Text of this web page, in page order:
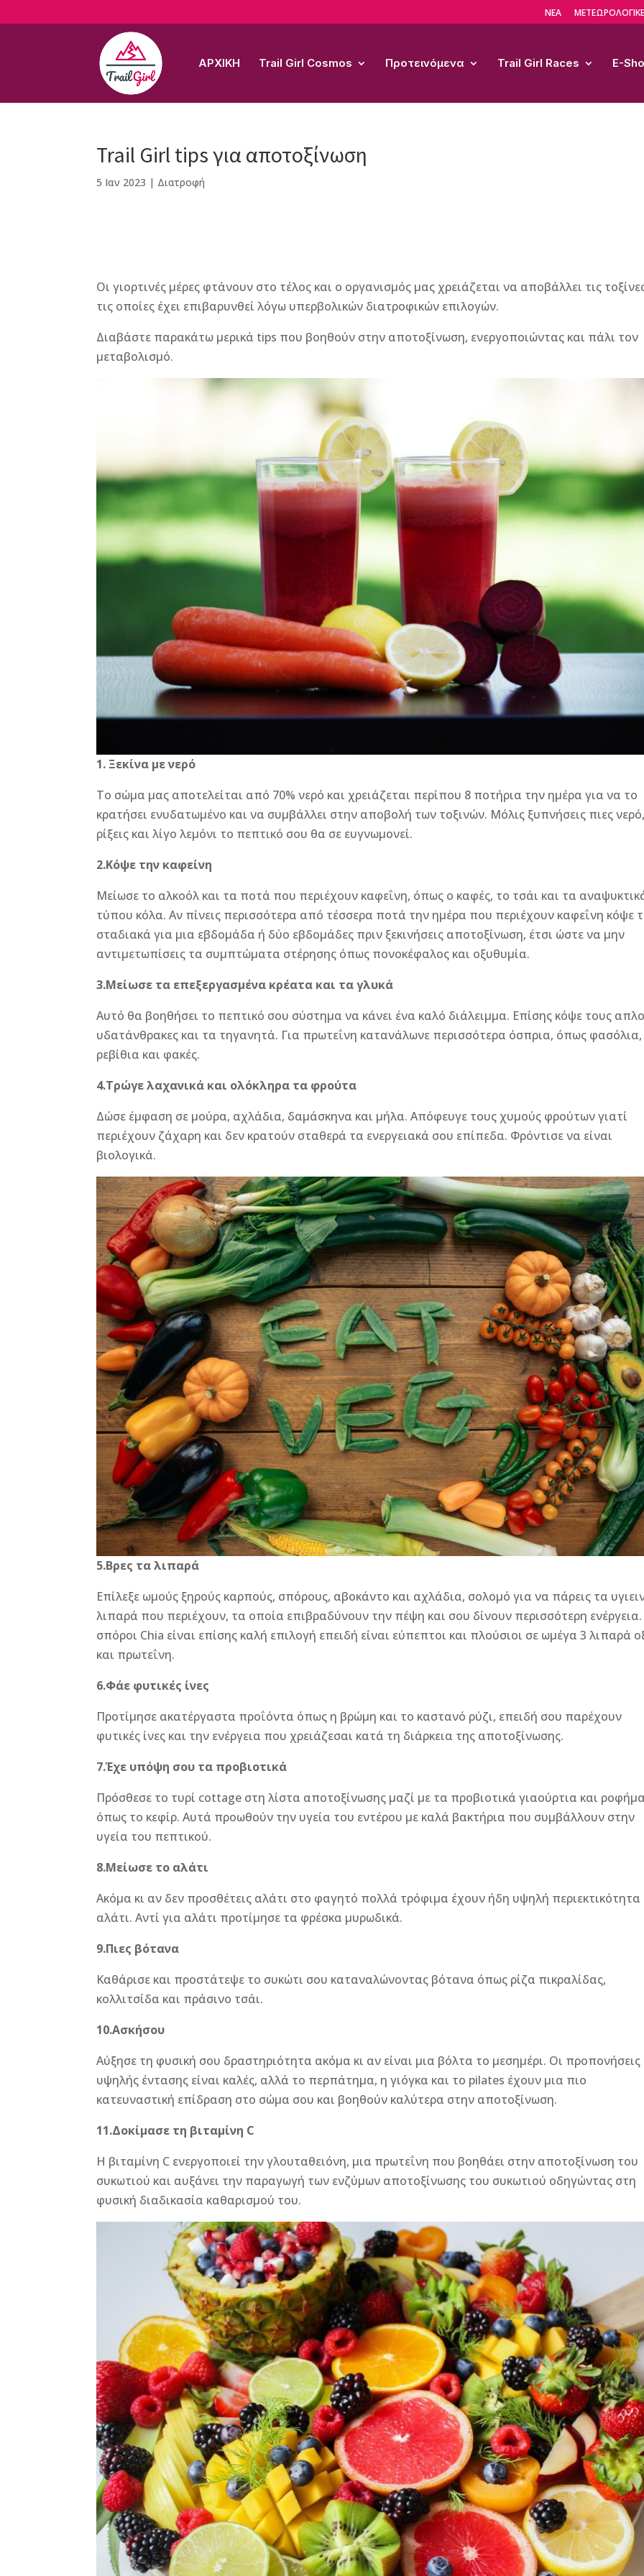
ΝΕΑ
ΑΡΧΙΚΗ Trail Girl Cosmos Προτεινόμενα Trail Girl Races E-
Trail Girl tips για αποτοξίνωση
5 Ιαν 2023 | Διατροφή
c
e
b
o
e
ss
e
n
g
b
e
r
m
ai
l
it
te
r
te
r
e
Οι γιορτινές μέρες φτάνουν στο τέλος και ο οργανισμός μας χρειάζεται να αποβάλλει τις
τις οποίες έχει επιβαρυνθεί λόγω υπερβολικών διατροφικών επιλογών.
Διαβάστε παρακάτω μερικά tips που βοηθούν στην αποτοξίνωση, ενεργοποιώντας και πάλι τον
μεταβολισμό.
1. Ξεκίνα με νερό
Το σώμα μας αποτελείται από 70% νερό και χρειάζεται περίπου 8 ποτήρια την ημέρα για να το
κρατήσει ενυδατωμένο και να συμβάλλει στην αποβολή των τοξινών. Μόλις ξυπνήσεις πιες
ρίξεις και λίγο λεμόνι το πεπτικό σου θα σε ευγνωμονεί.
2.Κόψε την καφείνη
Μείωσε το αλκοόλ και τα ποτά που περιέχουν καφεΐνη, όπως ο καφές, το τσάι και τα
τύπου κόλα. Αν πίνεις περισσότερα από τέσσερα ποτά την ημέρα που περιέχουν καφεΐνη κόψε
σταδιακά για μια εβδομάδα ή δύο εβδομάδες πριν ξεκινήσεις αποτοξίνωση, έτσι ώστε να μην
αντιμετωπίσεις τα συμπτώματα στέρησης όπως πονοκέφαλος και οξυθυμία.
3.Μείωσε τα επεξεργασμένα κρέατα και τα γλυκά
Αυτό θα βοηθήσει το πεπτικό σου σύστημα να κάνει ένα καλό διάλειμμα. Επίσης κόψε τους
υδατάνθρακες και τα τηγανητά. Για πρωτεΐνη κατανάλωνε περισσότερα όσπρια, όπως φασόλια,
ρεβίθια και φακές.
4.Τρώγε λαχανικά και ολόκληρα τα φρούτα
Δώσε έμφαση σε μούρα, αχλάδια, δαμάσκηνα και μήλα. Απόφευγε τους χυμούς φρούτων γιατί
περιέχουν ζάχαρη και δεν κρατούν σταθερά τα ενεργειακά σου επίπεδα. Φρόντισε να είναι
βιολογικά.
5.Βρες τα λιπαρά
Επίλεξε ωμούς ξηρούς καρπούς, σπόρους, αβοκάντο και αχλάδια, σολομό για να πάρεις τα
λιπαρά που περιέχουν, τα οποία επιβραδύνουν την πέψη και σου δίνουν περισσότερη
σπόροι Chia είναι επίσης καλή επιλογή επειδή είναι εύπεπτοι και πλούσιοι σε ωμέγα 3 λιπαρά
και πρωτεΐνη.
6.Φάε φυτικές ίνες
Προτίμησε ακατέργαστα προΐόντα όπως η βρώμη και το καστανό ρύζι, επειδή σου παρέχουν
φυτικές ίνες και την ενέργεια που χρειάζεσαι κατά τη διάρκεια της αποτοξίνωσης.
7.Έχε υπόψη σου τα προβιοτικά
Πρόσθεσε το τυρί cottage στη λίστα αποτοξίνωσης μαζί με τα προβιοτικά γιαούρτια και
όπως το κεφίρ. Αυτά προωθούν την υγεία του εντέρου με καλά βακτήρια που συμβάλλουν στην
υγεία του πεπτικού.
8.Μείωσε το αλάτι
Ακόμα κι αν δεν προσθέτεις αλάτι στο φαγητό πολλά τρόφιμα έχουν ήδη υψηλή περιεκτικότητα
αλάτι. Αντί για αλάτι προτίμησε τα φρέσκα μυρωδικά.
9.Πιες βότανα
Καθάρισε και προστάτεψε το συκώτι σου καταναλώνοντας βότανα όπως ρίζα πικραλίδας,
κολλιτσίδα και πράσινο τσάι.
10.Ασκήσου
Αύξησε τη φυσική σου δραστηριότητα ακόμα κι αν είναι μια βόλτα το μεσημέρι. Οι προπονήσεις
υψηλής έντασης είναι καλές, αλλά το περπάτημα, η γιόγκα και το pilates έχουν μια πιο
κατευναστική επίδραση στο σώμα σου και βοηθούν καλύτερα στην αποτοξίνωση.
11.Δοκίμασε τη βιταμίνη C
H βιταμίνη C ενεργοποιεί την γλουταθειόνη, μια πρωτεΐνη που βοηθάει στην αποτοξίνωση του
συκωτιού και αυξάνει την παραγωγή των ενζύμων αποτοξίνωσης του συκωτιού οδηγώντας στη
φυσική διαδικασία καθαρισμού του.